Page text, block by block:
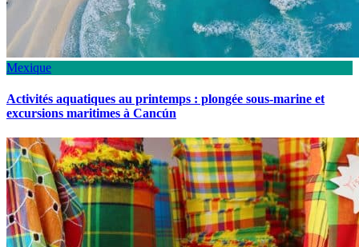
Mexique
Activités aquatiques au printemps : plongée sous-marine et
excursions maritimes à Cancún